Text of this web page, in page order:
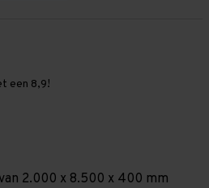
een 8,9!
2.000 x 8.500 x 400 mm